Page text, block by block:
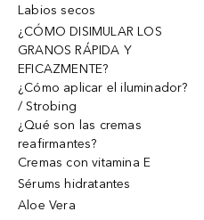
Labios secos
¿CÓMO DISIMULAR LOS
GRANOS RÁPIDA Y
EFICAZMENTE?
¿Cómo aplicar el iluminador?
/ Strobing
¿Qué son las cremas
reafirmantes?
Cremas con vitamina E
Sérums hidratantes
Aloe Vera